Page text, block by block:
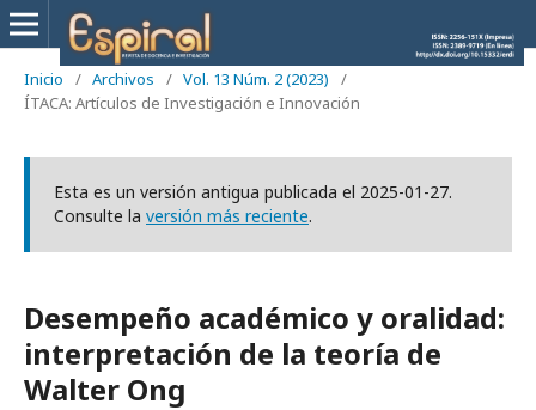
Inicio / Archivos / Vol. 13 Núm. 2 (2023)
/
ÍTACA: Artículos de Investigación e Innovación
Esta es un versión antigua publicada el 2025-01-27.
Consulte la versión más reciente.
Desempeño académico y oralidad:
interpretación de la teoría de
Walter Ong